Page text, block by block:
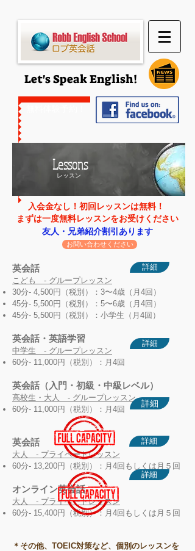
Let's Speak English!
Lessons
レッスン
入会金なし！初回レッスンは無料！
まずは一度無料レッスンをお受けください
友人・兄弟紹介割引あります
お問い合わせください
英会話
こども - グループレッスン
30分- 4,500円（税別）：3〜4歳（月4回）
45分- 5,500円（税別）：5〜6歳（月4回）
45分- 5,500円（税別）：小学生（月4回）
英会話・英語学習
中学生 - グループレッス ン
60分- 11,000円（税別）：月4回
英会話（入門・初級・中級レベル）
高校生・大人
- グループレッスン
60分- 11,000円（税別）：月4回
詳細
詳細
詳細
英会話
大人 - プライベートレッスン
60分- 13,200円（税別）：月4回もしくは月５回
オンライン英会話
大人 - プライベートレッスン
60分- 15,400円（税別）：月4回もしくは月５回
詳細
詳細
＊その他、TOEIC対策など、個別のレッスンを